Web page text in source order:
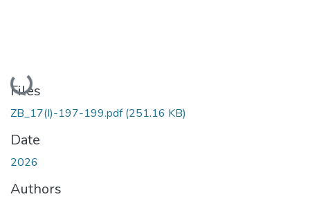
Loading...
Files
ZB_17(I)-197-199.pdf(251.16 KB)
Date
2026
Authors